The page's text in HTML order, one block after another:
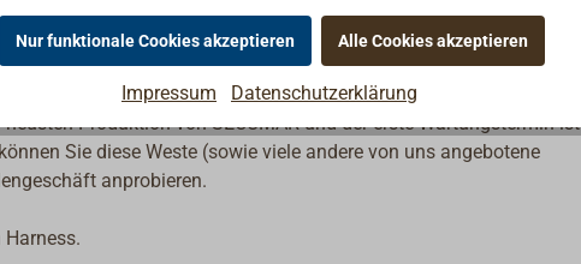
lässt sich mit einem Blick prüfen, ob die Rettungsweste
beim Tragen.
Produktion von SECUMAR und der erste Wartungstermin ist
Sie diese Weste (sowie viele andere von uns angebotene
anprobieren.
Nur funktionale Cookies akzeptieren Alle Cookies akzeptieren
Impressum Datenschutzerklärung